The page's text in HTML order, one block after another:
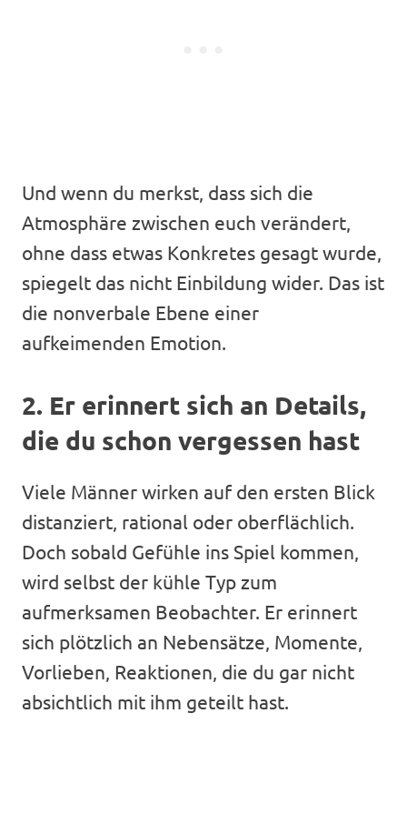
Und wenn du merkst, dass sich die
Atmosphäre zwischen euch verändert,
ohne dass etwas Konkretes gesagt wurde,
spiegelt das nicht Einbildung wider. Das ist
die nonverbale Ebene einer
aufkeimenden Emotion.
2. Er erinnert sich an Details,
die du schon vergessen hast
Viele Männer wirken auf den ersten Blick
distanziert, rational oder oberflächlich.
Doch sobald Gefühle ins Spiel kommen,
wird selbst der kühle Typ zum
aufmerksamen Beobachter. Er erinnert
sich plötzlich an Nebensätze, Momente,
Vorlieben, Reaktionen, die du gar nicht
absichtlich mit ihm geteilt hast.